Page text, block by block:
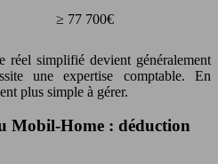
≥ 77 700€
réel simplifié devient généralement
une expertise comptable. En
plus simple à gérer.
Mobil-Home : déduction